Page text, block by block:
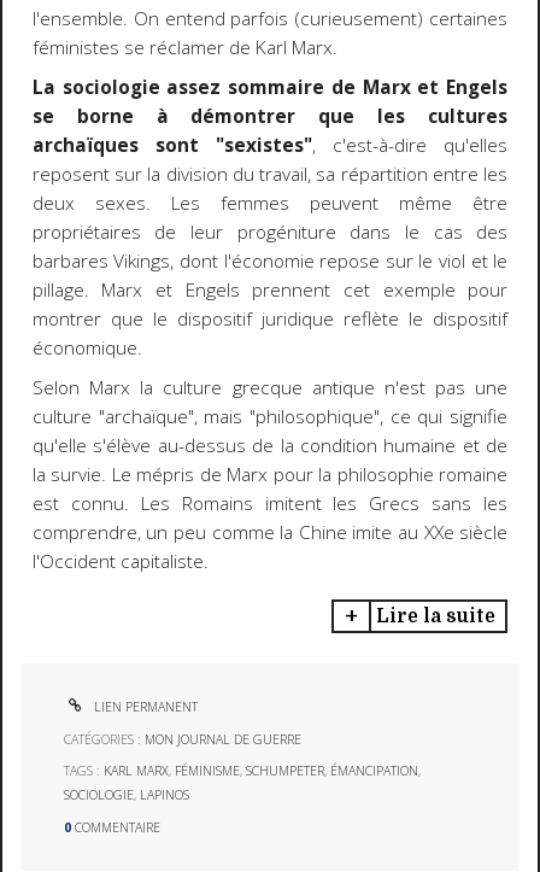
l'ensemble. On entend parfois (curieusement) certaines
féministes se réclamer de Karl Marx.
La sociologie assez sommaire de Marx et Engels
se borne à démontrer que les cultures
archaïques sont "sexistes", c'est-à-dire qu'elles
reposent sur la division du travail, sa répartition entre les
deux sexes. Les femmes peuvent même être
propriétaires de leur progéniture dans le cas des
barbares Vikings, dont l'économie repose sur le viol et le
pillage. Marx et Engels prennent cet exemple pour
montrer que le dispositif juridique reflète le dispositif
économique.
Selon Marx la culture grecque antique n'est pas une
culture "archaïque", mais "philosophique", ce qui signifie
qu'elle s'élève au-dessus de la condition humaine et de
la survie. Le mépris de Marx pour la philosophie romaine
est connu. Les Romains imitent les Grecs sans les
comprendre, un peu comme la Chine imite au XXe siècle
l'Occident capitaliste.
Lire la suite
LIEN PERMANENT
CATÉGORIES : MON JOURNAL DE GUERRE
TAGS : KARL MARX, FÉMINISME,SCHUMPETER, ÉMANCIPATION,
SOCIOLOGIE, LAPINOS
0 COMMENTAIRE